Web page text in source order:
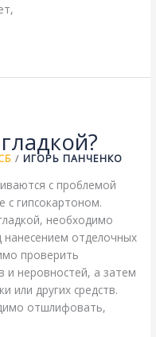
/ ИГОРЬ ПАНЧЕНКО
с проблемой
с гипсокартоном.
необходимо
отделочных
проверить
и неровностей, а затем
или других средств.
отшлифовать,